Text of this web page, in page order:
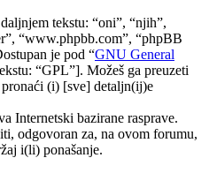
tekstu: “oni”, “njih”,
“www.phpbb.com”, “phpBB
je pod “GNU General
“GPL”]. Možeš ga preuzeti
pronaći (i) [sve] detaljn(ij)e
Internetski bazirane rasprave.
odgovoran za, na ovom forumu,
i(li) ponašanje.